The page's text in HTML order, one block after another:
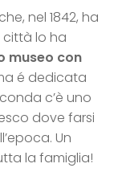
che, nel 1842, ha
città lo ha
museo con
é dedicata
c’è uno
dove farsi
Un
la famiglia!